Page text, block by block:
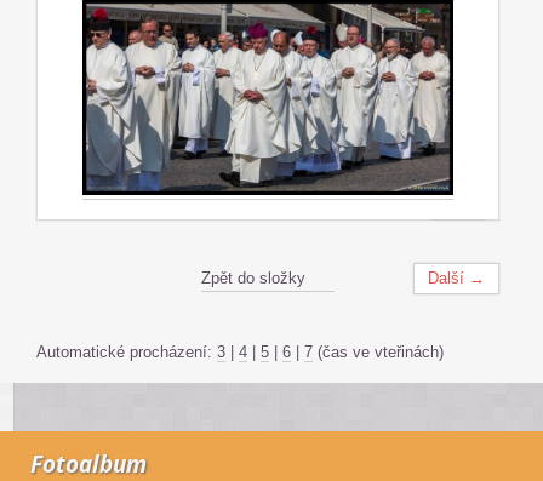
Další →
Zpět do složky
Automatické procházení: 3 4 5 6 7 (čas ve vteřinách)
Fotoalbum